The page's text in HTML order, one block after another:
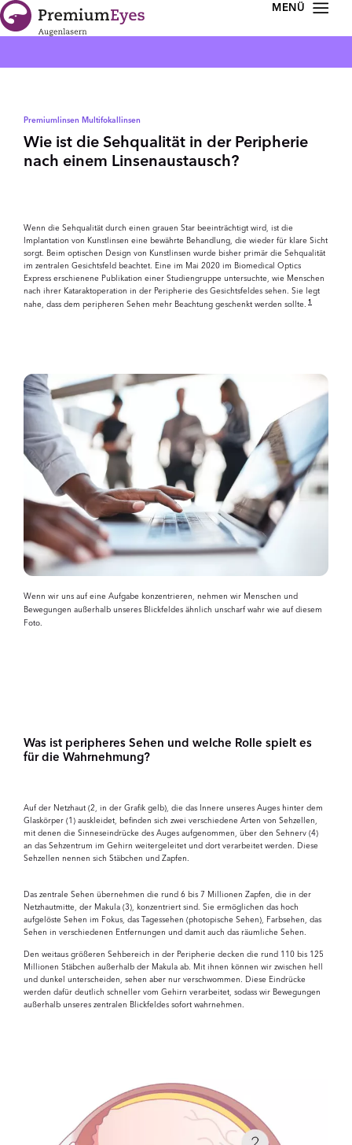
Zur Navigation springen
Zum Inhalt springen
Premiumlinsen Multifokallinsen
Wie ist die Sehqualität in der Peripherie
nach einem Linsenaustausch?
Wenn die Sehqualität durch einen grauen Star beeinträchtigt wird, ist die
Implantation von Kunstlinsen eine bewährte Behandlung, die wieder für klare Sicht
sorgt. Beim optischen Design von Kunstlinsen wurde bisher primär die Sehqualität
im zentralen Gesichtsfeld beachtet. Eine im Mai 2020 im Biomedical Optics
Express erschienene Publikation einer Studiengruppe untersuchte, wie Menschen
nach ihrer Kataraktoperation in der Peripherie des Gesichtsfeldes sehen. Sie legt
nahe, dass dem peripheren Sehen mehr Beachtung geschenkt werden sollte. 1
Wenn wir uns auf eine Aufgabe konzentrieren, nehmen wir Menschen und
Bewegungen außerhalb unseres Blickfeldes ähnlich unscharf wahr wie auf diesem
Foto.
Was ist peripheres Sehen und welche Rolle spielt es
für die Wahrnehmung?
Auf der Netzhaut (2, in der Grafik gelb), die das Innere unseres Auges hinter dem
Glaskörper (1) auskleidet, befinden sich zwei verschiedene Arten von Sehzellen,
mit denen die Sinneseindrücke des Auges aufgenommen, über den Sehnerv (4)
an das Sehzentrum im Gehirn weitergeleitet und dort verarbeitet werden. Diese
Sehzellen nennen sich Stäbchen und Zapfen.
Das zentrale Sehen übernehmen die rund 6 bis 7 Millionen Zapfen, die in der
Netzhautmitte, der Makula (3), konzentriert sind. Sie ermöglichen das hoch
aufgelöste Sehen im Fokus, das Tagessehen (photopische Sehen), Farbsehen, das
Sehen in verschiedenen Entfernungen und damit auch das räumliche Sehen.
Den weitaus größeren Sehbereich in der Peripherie decken die rund 110 bis 125
Millionen Stäbchen außerhalb der Makula ab. Mit ihnen können wir zwischen hell
und dunkel unterscheiden, sehen aber nur verschwommen. Diese Eindrücke
werden dafür deutlich schneller vom Gehirn verarbeitet, sodass wir Bewegungen
außerhalb unseres zentralen Blickfeldes sofort wahrnehmen.